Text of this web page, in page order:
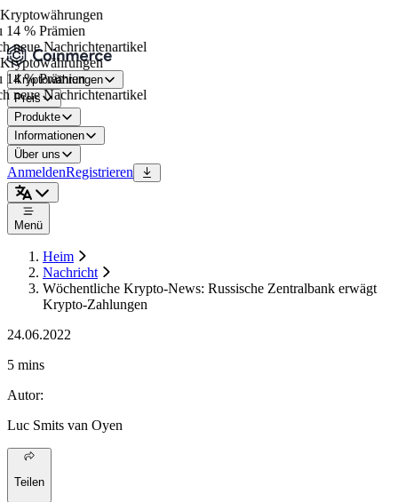
% Prämien
neue Nachrichtenartikel
% Prämien
neue Nachrichtenartikel
Kryptowährungen
Preis
Produkte
Informationen
Über uns
AnmeldenRegistrieren
Menü
Heim
Nachricht
Wöchentliche Krypto-News: Russische Zentralbank erwägt
Krypto-Zahlungen
24.06.2022
5 mins
Autor:
Luc Smits van Oyen
Teilen